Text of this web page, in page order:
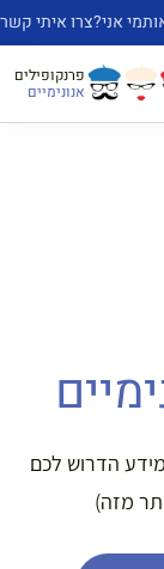
מי אני?צרו איתי קשר
פרנקופילים
אנונימיים
הדרוש לכם
מזה)